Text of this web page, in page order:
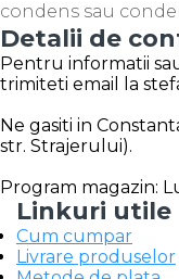
condens sau
Detalii de
Pentru informatii
trimiteti email la
Ne gasiti in
str. Strajerului).
Program magazin:
Linkuri utile
Cum cumpar
Livrare produselor